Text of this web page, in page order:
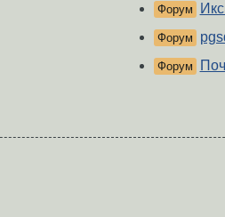
Форум
Форум
Форум